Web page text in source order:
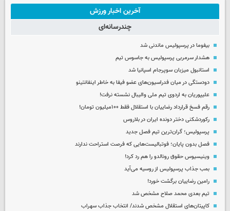
آخرین اخبار ورزش
چندرسانه‌ای
بیفوما در پرسپولیس ماندنی شد
هشدار سرمربی پرسپولیس به جاسوس تیم
استانبول میزبان سوپرجام اسپانیا شد
دودستگی در میان فدراسیون‌های عضو فیفا به خاطر اینفانتینو
علیپوریان به اردوی تیم ملی والیبال نشسته نرفت!
رقم فسخ قرارداد رضاییان با استقلال فقط ۱۰۰میلیون تومان!
رکوردشکنی دختر دونده ایران در بلاروس
پرسپولیس؛ گران‌ترین تیم فصل جدید
فصل بدون پایان؛ فوتبالیست‌هایی که فرصت استراحت ندارند
وینیسیوس حقوق رونالدو را هم رد کرد!
بمب جذاب پرسپولیس از روسیه می‌آید
رامین رضاییان برگشت خورد!
تیم بعدی محمد صلاح مشخص شد
کاپیتان‌های استقلال مشخص شدند/ انتخاب جذاب سهراب